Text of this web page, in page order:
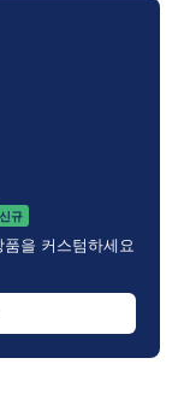
신규
을 커스텀하세요